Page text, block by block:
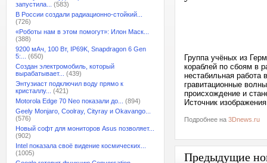
запустила...
(583)
В России создали радиационно-стойкий...
(726)
«Роботы нам в этом помогут»: Илон Маск...
(388)
9200 мАч, 100 Вт, IP69K, Snapdragon 6 Gen
5:...
(650)
Создан электромобиль, который
вырабатывает...
(439)
Энтузиаст подключил воду прямо к
кристаллу...
(421)
Motorola Edge 70 Neo показали до...
(894)
Geely Monjaro, Coolray, Cityray и Okavango...
(576)
Новый софт для мониторов Asus позволяет...
(902)
Intel показала своё видение космических...
(1005)
Группа учёных из
кораблей по сбоям в
нестабильная работа
гравитационные
происхождение и
Источник
Подробнее на 3Dnews.ru
Предыдущие